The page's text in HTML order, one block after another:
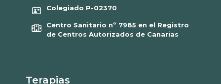
Colegiado P-02370
Centro Sanitario nº 7985 en el Registro
de Centros Autorizados de Canarias
Terapias